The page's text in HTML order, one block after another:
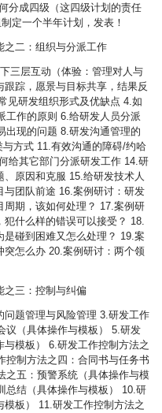
分成四级（这四级计划的责任
定一个半年计划，发表！
之二：组织与分派工作
三层互动（体验：管理对人与
踪，愿景与目标共享，结果反
见研发组织形式及优缺点 4.如
工作的原则 6.给研发人员分派
出现的问题 8.研发沟通管理的
方式 11.有效沟通的障碍/约哈
给其它部门分派研发工作 14.研
原因和克服 15.给研发技术人
与团队前途 16.案例研讨：研发
期，该如何处理？ 17.案例研
什么样的错误可以接受？ 18.
碰到困难又怎么处理？ 19.案
怎么办 20.案例研讨：两个领
之三：控制与纠偏
题管理与风险管理 3.研发工作
议（具体操作与模板） 5.研发
模板） 6.研发工作控制方法之
控制方法之四：合同书与任务书
之五：预警系统（具体操作与模
总结（具体操作与模板） 10.研
板） 11.研发工作控制方法之